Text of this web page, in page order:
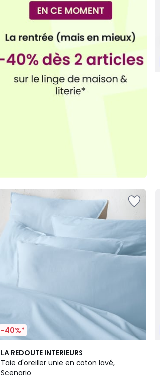
-40%*
LA REDOUTE INTERIEURS
Taie d'oreiller unie en coton lavé,
Scenario
4,3
/ 5
20
Couleurs